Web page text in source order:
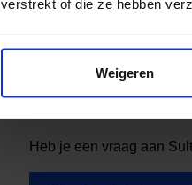
verstrekt of die ze hebben
Weigeren
Wat is je wens
Heb je een vraag aan